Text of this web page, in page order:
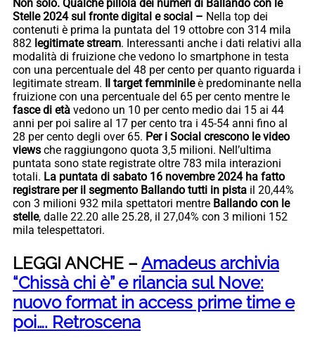
Non solo. Qualche pillola dei numeri di Ballando con le
Stelle 2024 sul fronte digital e social – Nella top dei
contenuti è prima la puntata del 19 ottobre con 314 mila
882 legitimate stream. Interessanti anche i dati relativi alla
modalità di fruizione che vedono lo smartphone in testa
con una percentuale del 48 per cento per quanto riguarda i
legitimate stream. Il target femminileè predominante nella
fruizione con una percentuale del 65 per cento mentre le
fasce di età vedono un 10 per cento medio dai 15 ai 44
anni per poi salire al 17 per cento tra i 45-54 anni fino al
28 per cento degli over 65. Per i Social crescono le video
views che raggiungono quota 3,5 milioni. Nell’ultima
puntata sono state registrate oltre 783 mila interazioni
totali. La puntata di sabato 16 novembre 2024 ha fatto
registrare per il segmento Ballando tutti in pista il 20,44%
con 3 milioni 932 mila spettatori mentre Ballando con le
stelle, dalle 22.20 alle 25.28, il 27,04% con 3 milioni 152
mila telespettatori.
LEGGI ANCHE –Amadeus archivia
“Chissà chi è” e rilancia sul Nove:
nuovo format in access prime time e
poi…. Retroscena